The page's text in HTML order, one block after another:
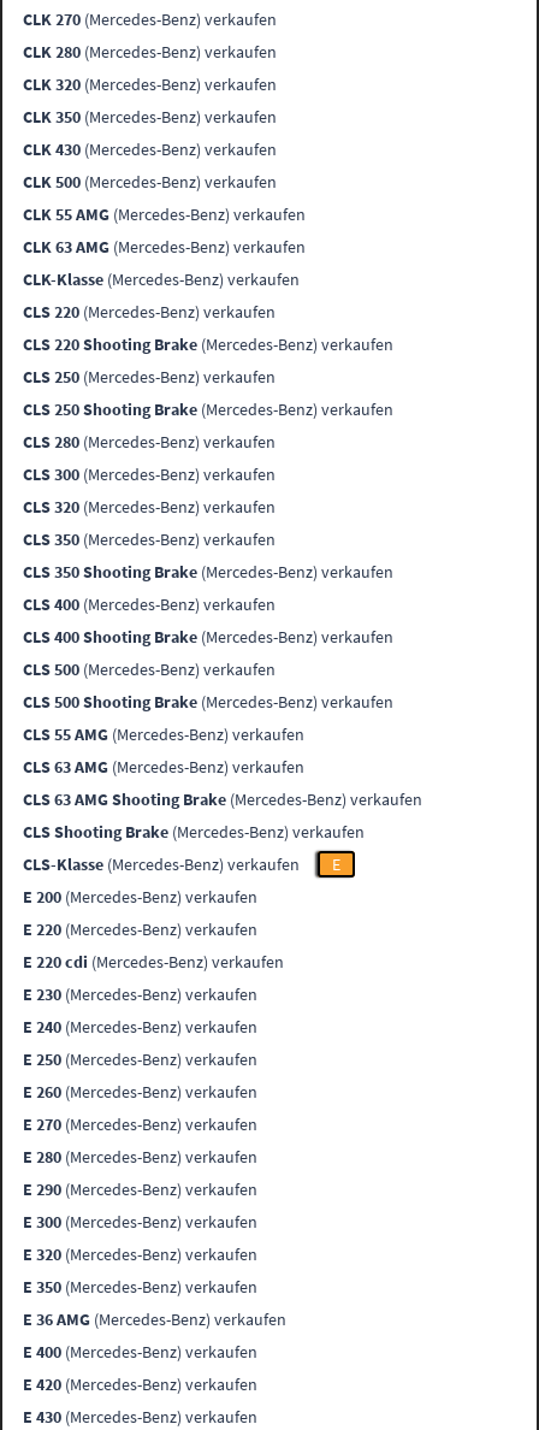
CLK 270 (Mercedes-Benz) verkaufen
CLK 280 (Mercedes-Benz) verkaufen
CLK 320 (Mercedes-Benz) verkaufen
CLK 350 (Mercedes-Benz) verkaufen
CLK 430 (Mercedes-Benz) verkaufen
CLK 500 (Mercedes-Benz) verkaufen
CLK 55 AMG (Mercedes-Benz) verkaufen
CLK 63 AMG (Mercedes-Benz) verkaufen
CLK-Klasse (Mercedes-Benz) verkaufen
CLS 220 (Mercedes-Benz) verkaufen
CLS 220 Shooting Brake (Mercedes-Benz) verkaufen
CLS 250 (Mercedes-Benz) verkaufen
CLS 250 Shooting Brake (Mercedes-Benz) verkaufen
CLS 280 (Mercedes-Benz) verkaufen
CLS 300 (Mercedes-Benz) verkaufen
CLS 320 (Mercedes-Benz) verkaufen
CLS 350 (Mercedes-Benz) verkaufen
CLS 350 Shooting Brake (Mercedes-Benz) verkaufen
CLS 400 (Mercedes-Benz) verkaufen
CLS 400 Shooting Brake (Mercedes-Benz) verkaufen
CLS 500 (Mercedes-Benz) verkaufen
CLS 500 Shooting Brake (Mercedes-Benz) verkaufen
CLS 55 AMG (Mercedes-Benz) verkaufen
CLS 63 AMG (Mercedes-Benz) verkaufen
CLS 63 AMG Shooting Brake (Mercedes-Benz) verkaufen
CLS Shooting Brake (Mercedes-Benz) verkaufen
CLS-Klasse (Mercedes-Benz) verkaufen
E
E 200 (Mercedes-Benz) verkaufen
E 220 (Mercedes-Benz) verkaufen
E 220 cdi (Mercedes-Benz) verkaufen
E 230 (Mercedes-Benz) verkaufen
E 240 (Mercedes-Benz) verkaufen
E 250 (Mercedes-Benz) verkaufen
E 260 (Mercedes-Benz) verkaufen
E 270 (Mercedes-Benz) verkaufen
E 280 (Mercedes-Benz) verkaufen
E 290 (Mercedes-Benz) verkaufen
E 300 (Mercedes-Benz) verkaufen
E 320 (Mercedes-Benz) verkaufen
E 350 (Mercedes-Benz) verkaufen
E 36 AMG (Mercedes-Benz) verkaufen
E 400 (Mercedes-Benz) verkaufen
E 420 (Mercedes-Benz) verkaufen
E 430 (Mercedes-Benz) verkaufen